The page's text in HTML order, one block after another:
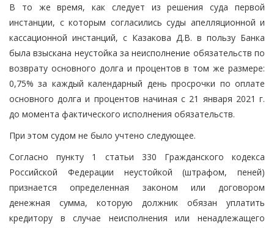
В то же время, как следует из решения суда первой
инстанции, с которым согласились суды апелляционной и
кассационной инстанций, с Казакова Д.В. в пользу Банка
была взыскана неустойка за неисполнение обязательств по
возврату основного долга и процентов в том же размере:
0,75% за каждый календарный день просрочки по оплате
основного долга и процентов начиная с 21 января 2021 г.
до момента фактического исполнения обязательств.
При этом судом не было учтено следующее.
Согласно пункту 1 статьи 330 Гражданского кодекса
Российской Федерации неустойкой (штрафом, пеней)
признается определенная законом или договором
денежная сумма, которую должник обязан уплатить
кредитору в случае неисполнения или ненадлежащего